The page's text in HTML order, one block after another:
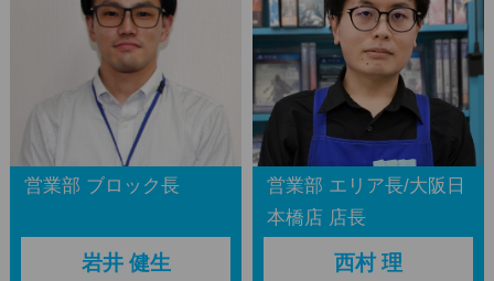
営業部 ブロック長
岩井 健生
営業部 エリア長/大阪日
本橋店 店長
西村 理